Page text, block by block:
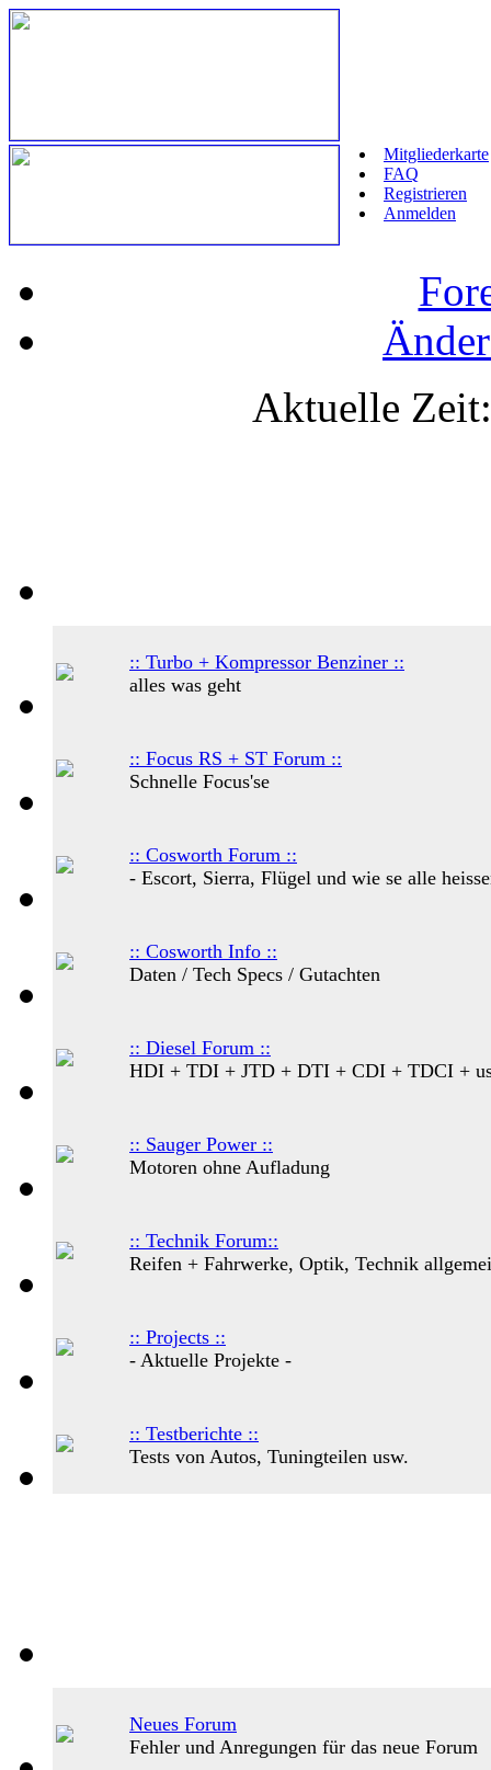
Mitgliederkarte
FAQ
Registrieren
Anmelden
Aktuelle
:: Turbo + Kompressor Benziner ::
alles was geht
:: Focus RS + ST Forum ::
Schnelle Focus'se
:: Cosworth Forum ::
- Escort, Sierra, Flügel und wie se alle
:: Cosworth Info ::
Daten / Tech Specs / Gutachten
:: Diesel Forum ::
HDI + TDI + JTD + DTI + CDI + TDCI +
:: Sauger Power ::
Motoren ohne Aufladung
:: Technik Forum::
Reifen + Fahrwerke, Optik, Technik
:: Projects ::
- Aktuelle Projekte -
:: Testberichte ::
Tests von Autos, Tuningteilen usw.
Neues Forum
Fehler und Anregungen für das neue Forum